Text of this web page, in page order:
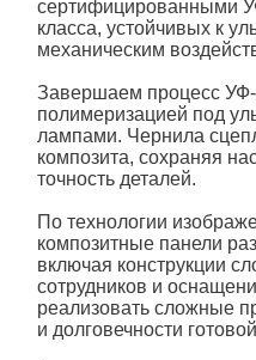
сертифицированными
класса, устойчивых к
механическим
Завершаем процесс УФ-
полимеризацией под
лампами. Чернила
композита, сохраняя
точность деталей.
По технологии
композитные панели
включая конструкции
сотрудников и
реализовать сложные
и долговечности